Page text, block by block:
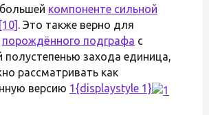
компоненте сильной
[10] . Это также верно для
порождённого подграфа с
захода единица,
рассматривать как
версию 1{displaystyle 1}